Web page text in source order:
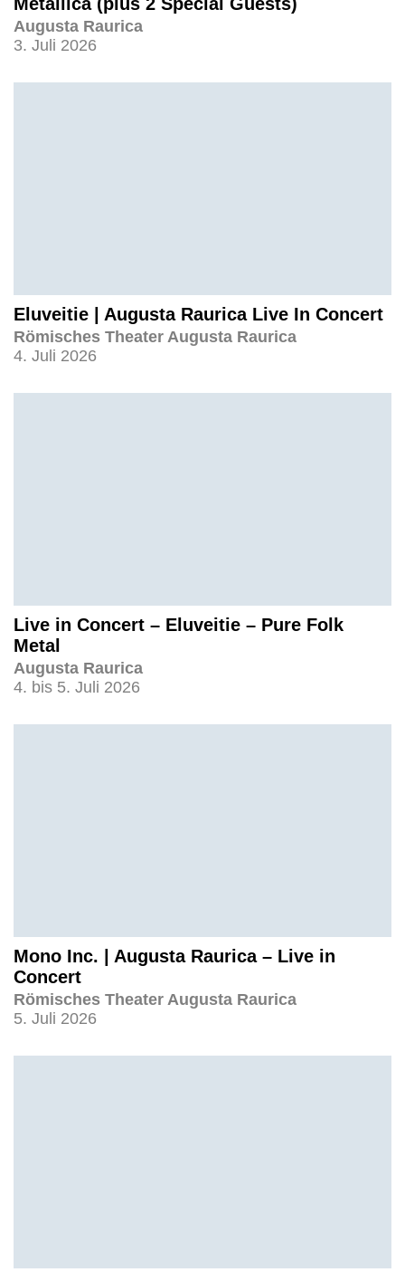
Augusta Raurica
3. Juli 2026
Eluveitie | Augusta Raurica Live In Concert
Römisches Theater Augusta Raurica
4. Juli 2026
Live in Concert – Eluveitie – Pure Folk
Metal
Augusta Raurica
4. bis 5. Juli 2026
Mono Inc. | Augusta Raurica – Live in
Concert
Römisches Theater Augusta Raurica
5. Juli 2026